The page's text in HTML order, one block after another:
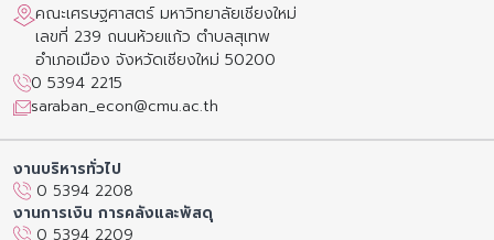
คณะเศรษฐศาสตร์ มหาวิทยาลัยเชียงใหม่
เลขที่ 239 ถนนห้วยแก้ว ตำบลสุเทพ
อำเภอเมือง จังหวัดเชียงใหม่ 50200
0 5394 2215
saraban_econ@cmu.ac.th
งานบริหารทั่วไป
0 5394 2208
งานการเงิน การคลังและพัสดุ
0 5394 2209